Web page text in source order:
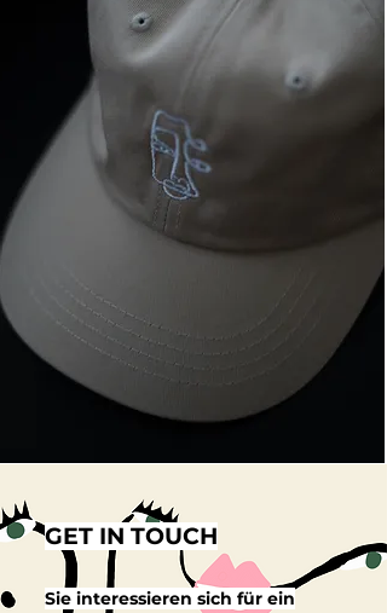
GET IN TOUCH
Sie interessieren sich für ein